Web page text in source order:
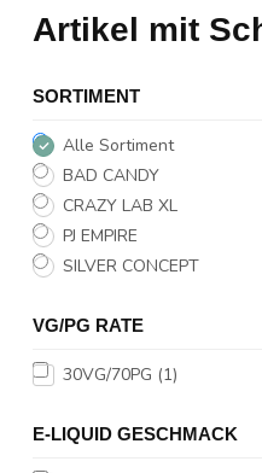
Artikel mit
SORTIMENT
Alle Sortiment
BAD CANDY
CRAZY LAB XL
PJ EMPIRE
SILVER CONCEPT
VG/PG RATE
30VG/70PG (1)
E-LIQUID GESCHMACK